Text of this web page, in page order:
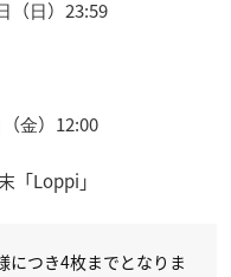
（⽇）23:59
⾦）12:00
「Loppi」
つき4枚までとなりま